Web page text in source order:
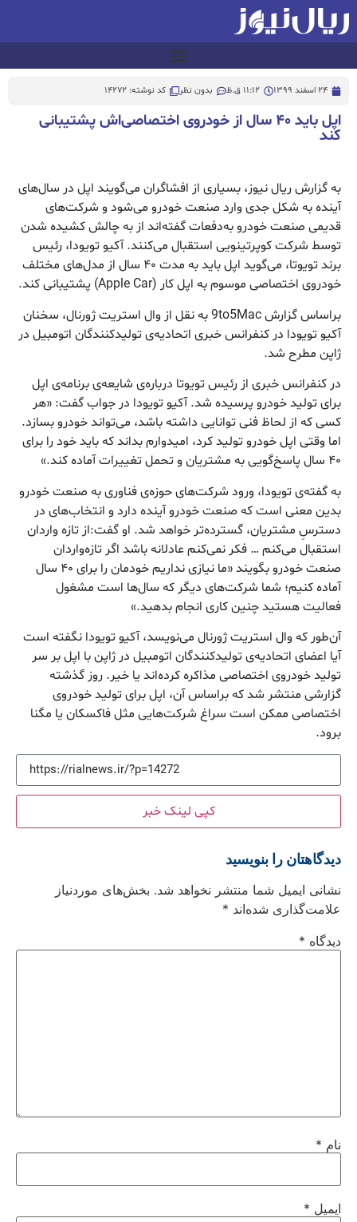
24 اسفند 1399 11:12 ق.ظ بدون نظر کد نوشته: 14272
اپل باید ۴۰ سال از خودروی اختصاصی‌اش پشتیبانی
کند
به گزارش ریال نیوز، بسیاری از افشاگران می‌گویند اپل در سال‌های
آینده به ‌شکل جدی وارد صنعت خودرو می‌شود و شرکت‌های
قدیمی صنعت خودرو به‌دفعات گفته‌اند از به‌ چالش ‌کشیده ‌شدن
توسط شرکت کوپرتینویی استقبال می‌کنند. آکیو تویودا، رئیس
برند تویوتا، می‌گوید اپل باید به‌ مدت ۴۰ سال از مدل‌های مختلف
خودروی اختصاصی موسوم به اپل کار (Apple Car) پشتیبانی کند.
براساس گزارش 9to5Mac به ‌نقل از وال استریت ژورنال، سخنان
آکیو تویودا در کنفرانس خبری اتحادیه‌ی تولیدکنندگان اتومبیل در
ژاپن مطرح شد.
در کنفرانس خبری از رئیس تویوتا درباره‌ی شایعه‌ی برنامه‌ی اپل
برای تولید خودرو پرسیده شد. آکیو تویودا در جواب گفت: «هر
کسی که از لحاظ فنی توانایی داشته باشد، می‌تواند خودرو بسازد.
اما وقتی اپل خودرو تولید کرد، امیدوارم بداند که باید خود را برای
۴۰ سال پاسخ‌گویی به مشتریان و تحمل تغییرات آماده کند.»
به گفته‌ی تویودا، ورود شرکت‌های حوزه‌ی فناوری به صنعت خودرو
بدین معنی است که صنعت خودرو آینده ‌دارد و انتخاب‌های در
دسترسِ مشتریان، گسترده‌تر خواهد شد. او گفت:از تازه ‌واردان
استقبال می‌کنم … فکر نمی‌کنم عادلانه باشد اگر تازه‌واردان
صنعت خودرو بگویند «ما نیازی نداریم خودمان را برای ۴۰ سال
آماده کنیم؛ شما شرکت‌های دیگر که سال‌ها است مشغول
فعالیت هستید چنین کاری انجام بدهید.»
آن‌طور که وال استریت ژورنال می‌نویسد، آکیو تویودا نگفته است
آیا اعضای اتحادیه‌ی تولیدکنندگان اتومبیل در ژاپن با اپل بر سر
تولید خودروی اختصاصی مذاکره کرده‌اند یا خیر. روز گذشته
گزارشی منتشر شد که براساس آن، اپل برای تولید خودروی
اختصاصی ممکن است سراغ شرکت‌هایی مثل فاکسکان یا مگنا
برود.
کپی لینک خبر
دیدگاهتان را بنویسید
نشانی ایمیل شما منتشر نخواهد شد. بخش‌های موردنیاز
علامت‌گذاری شده‌اند *
دیدگاه *
نام *
ایمیل *